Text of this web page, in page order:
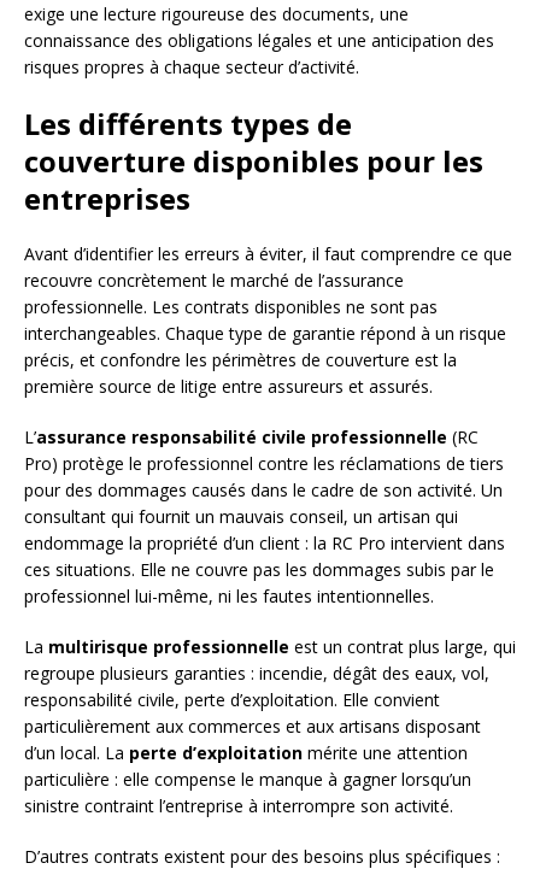
exige une lecture rigoureuse des documents, une
connaissance des obligations légales et une anticipation des
risques propres à chaque secteur d’activité.
Les différents types de
couverture disponibles pour les
entreprises
Avant d’identifier les erreurs à éviter, il faut comprendre ce que
recouvre concrètement le marché de l’assurance
professionnelle. Les contrats disponibles ne sont pas
interchangeables. Chaque type de garantie répond à un risque
précis, et confondre les périmètres de couverture est la
première source de litige entre assureurs et assurés.
L’assurance responsabilité civile professionnelle (RC
Pro) protège le professionnel contre les réclamations de tiers
pour des dommages causés dans le cadre de son activité. Un
consultant qui fournit un mauvais conseil, un artisan qui
endommage la propriété d’un client : la RC Pro intervient dans
ces situations. Elle ne couvre pas les dommages subis par le
professionnel lui-même, ni les fautes intentionnelles.
La multirisque professionnelle est un contrat plus large, qui
regroupe plusieurs garanties : incendie, dégât des eaux, vol,
responsabilité civile, perte d’exploitation. Elle convient
particulièrement aux commerces et aux artisans disposant
d’un local. La perte d’exploitation mérite une attention
particulière : elle compense le manque à gagner lorsqu’un
sinistre contraint l’entreprise à interrompre son activité.
D’autres contrats existent pour des besoins plus spécifiques :